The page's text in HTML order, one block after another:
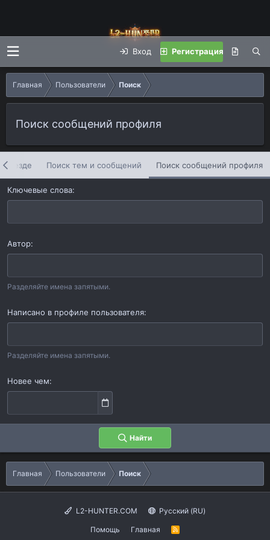
Вход Регистрация
Главная Пользователи Поиск
Поиск сообщений профиля
везде Поиск тем и сообщений Поиск сообщений профиля
Ключевые слова
Автор
Разделяйте имена запятыми.
Написано в профиле пользователя
Разделяйте имена запятыми.
Новее чем
Найти
Главная Пользователи Поиск
L2-HUNTER.COM Русский (RU)
Помощь Главная
R